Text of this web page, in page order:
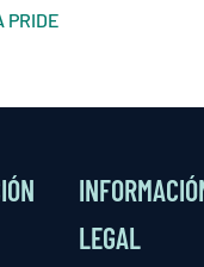
LEGAL